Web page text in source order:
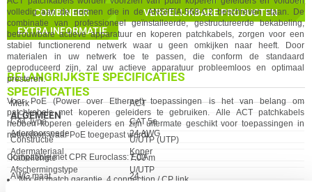
aansluiten van diverse netwerkapparaten, zoals routers, switches en
computers.
BELANGRIJKSTE SPECIFICATIES
Eigenschap Waarde
Merk
ACT
CAT Type
CAT 5e
Constructie
U/UTP (UTP)
Kabellengte
7.00 m
AWG maat
24
COMBINEER
VERGELIJKBARE PRODUCTEN
EXTRA INFORMATIE
SPECIFICATIES
ALGEMEEN
Eigenschap Waarde
Aderdoorsnede
24 AWG
Adermateriaal
Koper
Afschermingstype
U/UTP
volledig aan de normen die in de ANSI/TIA-568-C2 beschreven staan. De
combinatie van professioneel geïnstalleerde, gestructureerde bekabeling,
betrouwbareactieve apparatuur en koperen patchkabels, zorgen voor een
stabiel functionerend netwerk waar u geen omkijken naar heeft. Door
materialen in uw netwerk toe te passen, die conform de standaard
geproduceerd zijn, zal uw actieve apparatuur probleemloos en optimaal
presteren.
Voor PoE (Power over Ethernet) toepassingen is het van belang om
patchkabels met koperen geleiders te gebruiken. Alle ACT patchkabels
hebben koperen geleiders en zijn uitermate geschikt voor toepassingen in
netwerken waar PoE toegepast wordt.
Compatible met CPR Euroclass: ECA
Mix en match garantie, 4 connection / CP link